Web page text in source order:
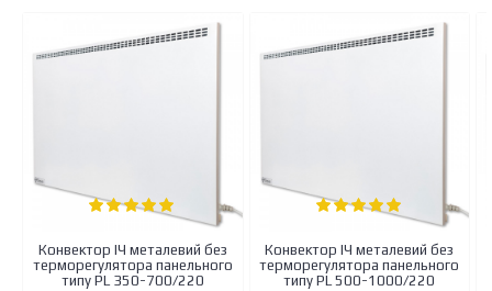
Конвектор ІЧ металевий без
терморегулятора панельного
типу PL 350-700/220
Конвектор ІЧ металевий без
терморегулятора панельного
типу PL 500-1000/220